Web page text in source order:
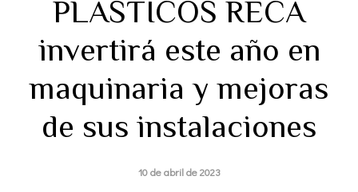
PLÁSTICOS RECA
invertirá este año en
maquinaria y mejoras
de sus instalaciones
10 de abril de 2023